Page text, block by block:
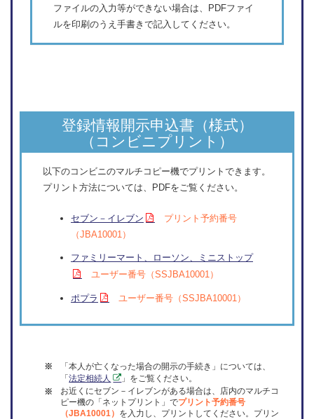
ファイルの入力等ができない場合は、PDFファイ
ルを印刷のうえ手書きで記入してください。
登録情報開示申込書（様式）
（コンビニプリント）
以下のコンビニのマルチコピー機でプリントできます。
プリント方法については、PDFをご覧ください。
セブン－イレブン
プリント予約番号
（JBA10001）
ファミリーマート、ローソン、ミニストップ
ユーザー番号（SSJBA10001）
ポプラ ユーザー番号 （SSJBA10001）
※
「本人が亡くなった場合の開示の手続き」については、
「法定相続人
」をご覧ください。
※
お近くにセブン－イレブンがある場合は、店内のマルチコ
ピー機の「ネットプリント」でプリント予約番号
（JBA10001） を入力し、プリントしてください。プリン